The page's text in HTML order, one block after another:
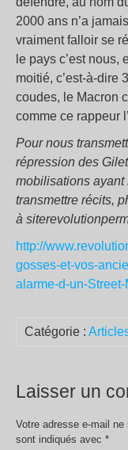
2000 ans n’a
vraiment falloir se
le pays c’est nous,
moitié, c’est-à-dire
coudes, le Macron
comme ce rappeur
Pour nous
répression des
mobilisations ayant
transmettre récits,
à
http://
gosses-et-vos-
alarme-d-un-
Catégorie :
Laisser un
Votre adresse e-mail ne
sont indiqués avec *